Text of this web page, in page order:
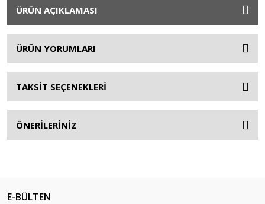
ÜRÜN AÇIKLAMASI
ÜRÜN YORUMLARI
TAKSİT SEÇENEKLERİ
ÖNERİLERİNİZ
E-BÜLTEN